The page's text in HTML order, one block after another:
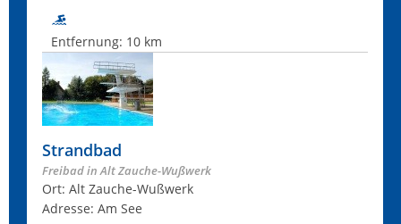
Entfernung: 10 km
Strandbad
Freibad in Alt Zauche-Wußwerk
Ort: Alt Zauche-Wußwerk
Adresse: Am See